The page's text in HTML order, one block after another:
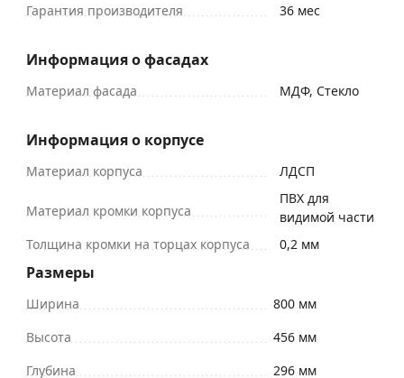
Гарантия производителя
36 мес
Информация о фасадах
Материал фасада МДФ, Стекло
Информация о корпусе
Материал корпуса ЛДСП
Материал кромки корпуса
ПВХ для
видимой части
Толщина кромки на торцах корпуса
0,2 мм
Размеры
Ширина
800 мм
Высота
456 мм
Глубина
296 мм